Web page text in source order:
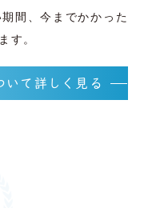
間、今までかかった
す。
いて詳しく見る